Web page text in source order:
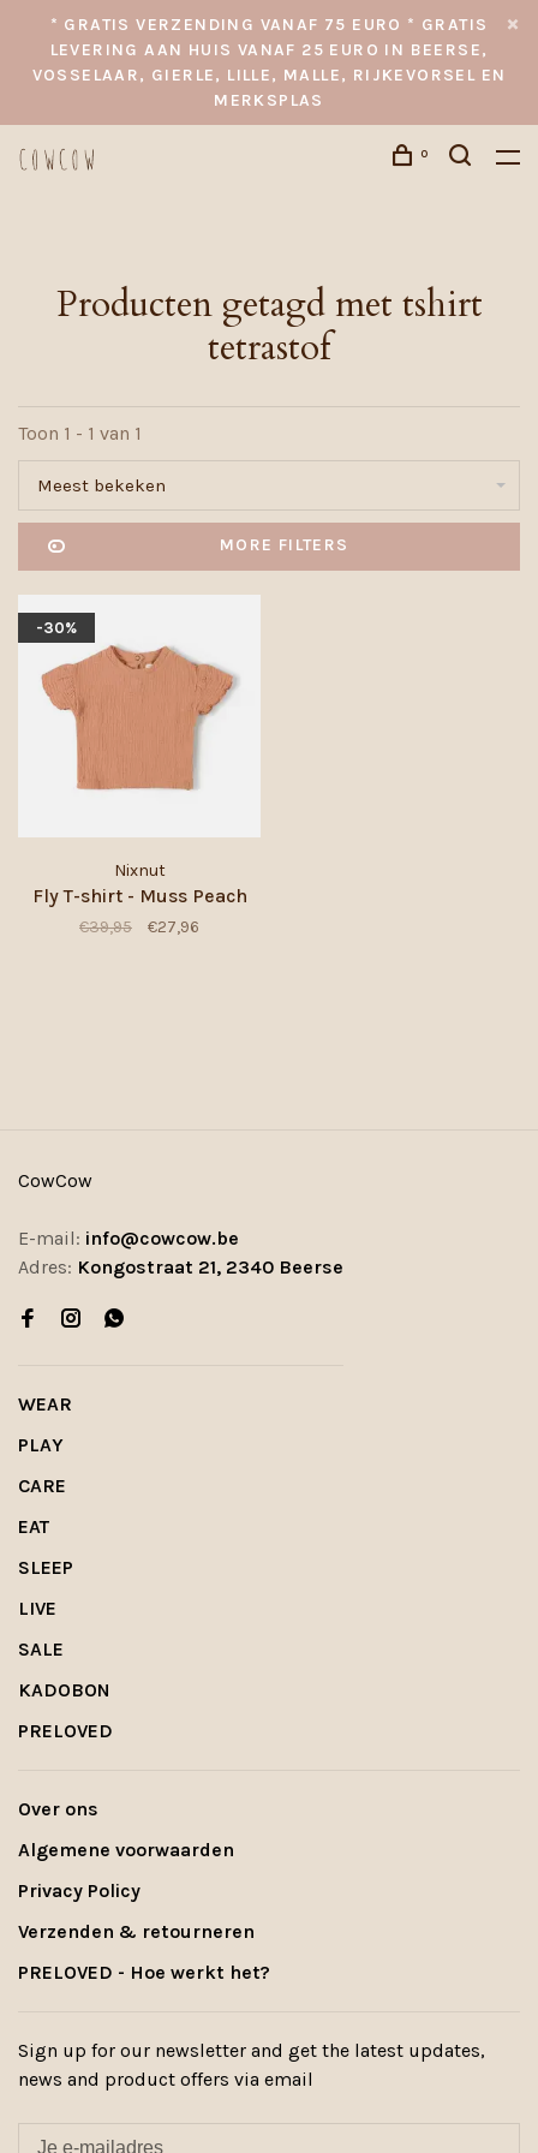
* GRATIS VERZENDING VANAF 75 EURO * GRATIS
LEVERING AAN HUIS VANAF 25 EURO IN BEERSE,
VOSSELAAR, GIERLE, LILLE, MALLE, RIJKEVORSEL EN
MERKSPLAS
0
Producten getagd met tshirt
tetrastof
Toon 1 - 1 van 1
Meest bekeken
MORE FILTERS
-30%
Nixnut
Fly T-shirt - Muss Peach
€39,95 €27,96
CowCow
E-mail: info@cowcow.be
Adres: Kongostraat 21, 2340 Beerse
WEAR
PLAY
CARE
EAT
SLEEP
LIVE
SALE
KADOBON
PRELOVED
Over ons
Algemene voorwaarden
Privacy Policy
Verzenden & retourneren
PRELOVED - Hoe werkt het?
Sign up for our newsletter and get the latest updates,
news and product offers via email